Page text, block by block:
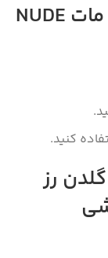
روش استفاده از رژ لب جامد مات NUDE
کنید.
رژ لب جامد مات Nude Look گلدن رز